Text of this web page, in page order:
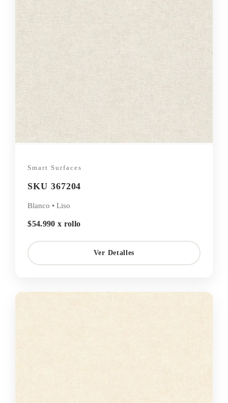
Smart Surfaces
SKU 367204
Blanco • Liso
$54.990 x rollo
Ver Detalles